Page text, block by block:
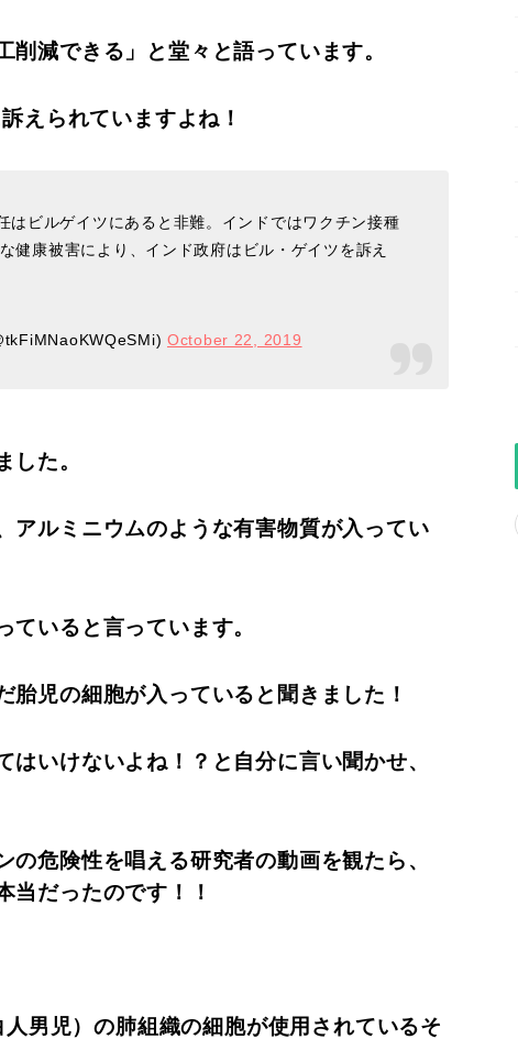
減できる」と堂々と語っています。
えられていますよね！
はビルゲイツにあると非難。インドではワクチン接種
健康被害により、インド政府はビル・ゲイツを訴え
October 22, 2019
した。
アルミニウムのような有害物質が入ってい
いると言っています。
胎児の細胞が入っていると聞きました！
いけないよね！？と自分に言い聞かせ、
危険性を唱える研究者の動画を観たら、
当だったのです！！
男児）の肺組織の細胞が使用されているそ